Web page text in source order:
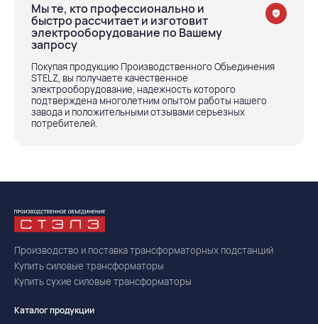
Мы те, кто профессионально и
быстро рассчитает и изготовит
электрооборудование по Вашему
запросу
Покупая продукцию Производственного Объединения
STELZ, вы получаете качественное
электрооборудование, надежность которого
подтверждена многолетним опытом работы нашего
завода и положительными отзывами серьезных
потребителей.
Производство и поставка трансформаторных подстанций
Купить силовые трансформаторы
Купить сухие силовые трансформаторы
Каталог продукции